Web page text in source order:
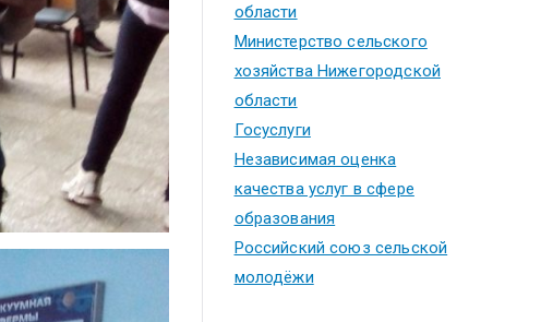
области
Министерство сельского
хозяйства Нижегородской
области
Госуслуги
Независимая оценка
качества услуг в сфере
образования
Российский союз сельской
молодёжи